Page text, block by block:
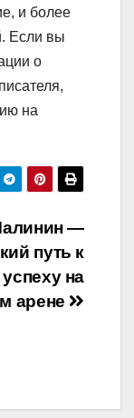
и более
Если вы
о
на
—
путь к
успеху на
арене